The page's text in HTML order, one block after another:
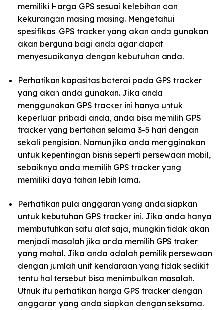
memiliki Harga GPS sesuai kelebihan dan
kekurangan masing masing. Mengetahui
spesifikasi GPS tracker yang akan anda gunakan
akan berguna bagi anda agar dapat
menyesuaikanya dengan kebutuhan anda.
Perhatikan kapasitas baterai pada GPS tracker
yang akan anda gunakan. Jika anda
menggunakan GPS tracker ini hanya untuk
keperluan pribadi anda, anda bisa memilih GPS
tracker yang bertahan selama 3-5 hari dengan
sekali pengisian. Namun jika anda mengginakan
untuk kepentingan bisnis seperti persewaan mobil,
sebaiknya anda memilih GPS tracker yang
memiliki daya tahan lebih lama.
Perhatikan pula anggaran yang anda siapkan
untuk kebutuhan GPS tracker ini. Jika anda hanya
membutuhkan satu alat saja, mungkin tidak akan
menjadi masalah jika anda memilih GPS traker
yang mahal. Jika anda adalah pemilik persewaan
dengan jumlah unit kendaraan yang tidak sedikit
tentu hal tersebut bisa menimbulkan masalah.
Utnuk itu perhatikan harga GPS tracker dengan
anggaran yang anda siapkan dengan seksama.